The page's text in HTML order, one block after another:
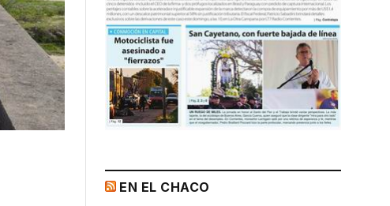
EN EL CHACO